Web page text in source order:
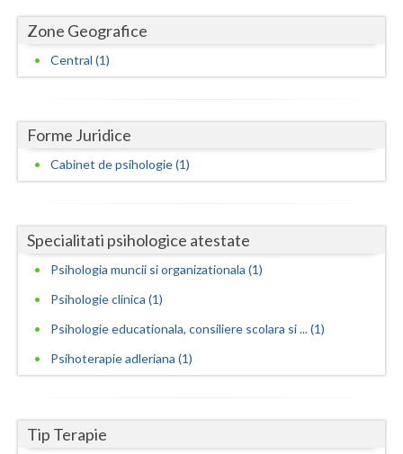
Maramures
Neamt
Olt
Salaj
Sibiu
Suceava
Timis
Psihoterapie - Interventie psihoterapeutica in ... (1)
Psihoterapie - Interventie psihoterapeutica in ... (1)
Psihoterapie suportiva (1)
Zone Geografice
Central (1)
Forme Juridice
Cabinet de psihologie (1)
Specialitati psihologice atestate
Psihologia muncii si organizationala (1)
Psihologie clinica (1)
Psihologie educationala, consiliere scolara si ... (1)
Psihoterapie adleriana (1)
Tip Terapie